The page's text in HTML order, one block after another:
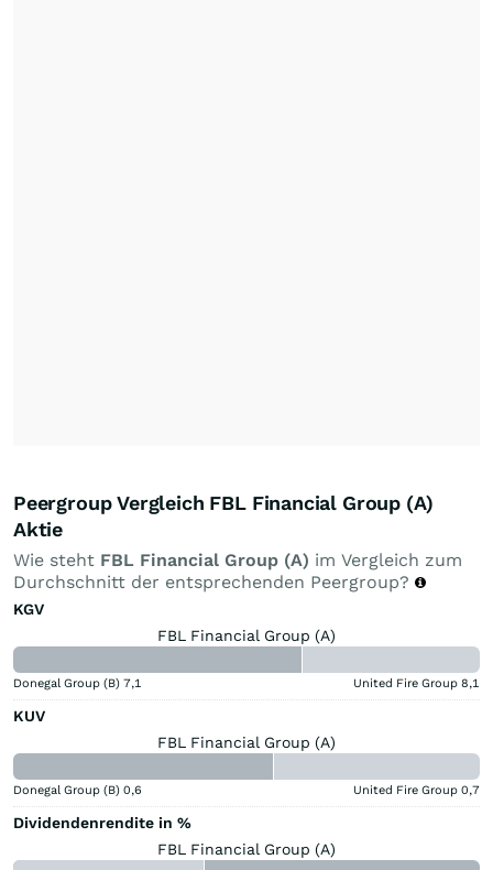
Peergroup Vergleich FBL Financial Group (A)
Aktie
Wie steht FBL Financial Group (A) im Vergleich zum
Durchschnitt der entsprechenden Peergroup?
KGV
FBL Financial Group (A)
Donegal Group (B) 7,1 United Fire Group 8,1
KUV
FBL Financial Group (A)
Donegal Group (B) 0,6 United Fire Group 0,7
Dividendenrendite in %
FBL Financial Group (A)